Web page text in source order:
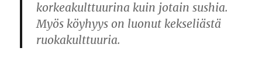
korkeakulttuurina kuin jotain sushia.
Myös köyhyys on luonut kekseliästä
ruokakulttuuria.